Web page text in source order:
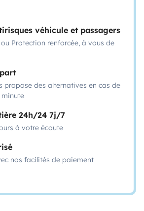
véhicule et passagers
Protection renforcée, à vous de
propose des alternatives en cas de
24h/24 7j/7
à votre écoute
nos facilités de paiement